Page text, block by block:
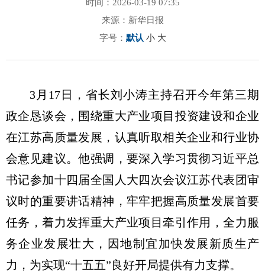
时间：2026-03-19 07:35
来源：新华日报
字号： 默认 小 大
3月17日，省长刘小涛主持召开今年第三期
政企恳谈会，围绕重大产业项目投资建设和企业
在江苏高质量发展，认真听取相关企业和行业协
会意见建议。他强调，要深入学习贯彻习近平总
书记参加十四届全国人大四次会议江苏代表团审
议时的重要讲话精神，牢牢把握高质量发展首要
任务，着力发挥重大产业项目牵引作用，全力服
务企业发展壮大，因地制宜加快发展新质生产
力，为实现“十五五”良好开局提供有力支撑。